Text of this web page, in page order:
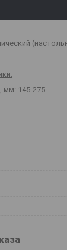
мм: 145-275